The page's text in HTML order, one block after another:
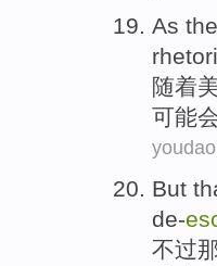
As the
随着
可能
youdao
But
de-
不过